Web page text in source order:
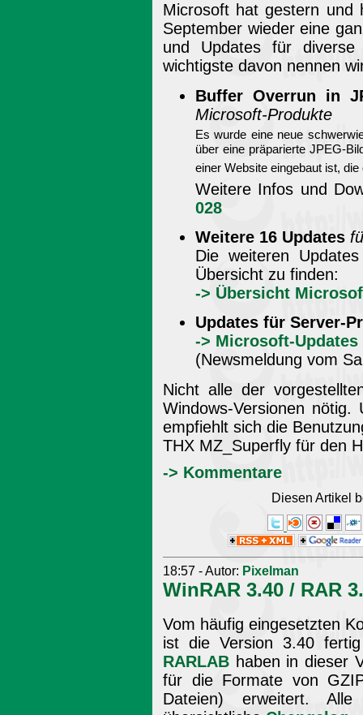
Microsoft hat gestern und
September wieder eine
und Updates für diverse
wichtigste davon nennen
Buffer Overrun in
Microsoft-Produkte
Es wurde eine neue
über eine präparierte JPEG-
einer Website eingebaut ist,
Weitere Infos und
028
Weitere 16 Updates
Die weiteren
Übersicht zu finden:
-> Übersicht
Updates für Server-
-> Microsoft-Updates
(Newsmeldung vom
Nicht alle der
Windows-Versionen
empfiehlt sich die
THX MZ_Superfly für den
-> Kommentare
Diesen Artikel
18:57 - Autor: Pixelman
WinRAR 3.40 / RAR
Vom häufig eingesetzten
ist die Version 3.40
RARLAB haben in dieser
für die Formate von
Dateien) erweitert.